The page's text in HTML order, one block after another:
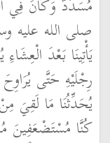
مُسَدَّدٌ وَكَانَ فِي
صلى الله عليه
يَأْتِينَا بَعْدَ
رِجْلَيْهِ حَتَّى
يُحَدِّثُنَا مَا لَقِيَ
كُنَّا مُسْتَضْعَفِينَ